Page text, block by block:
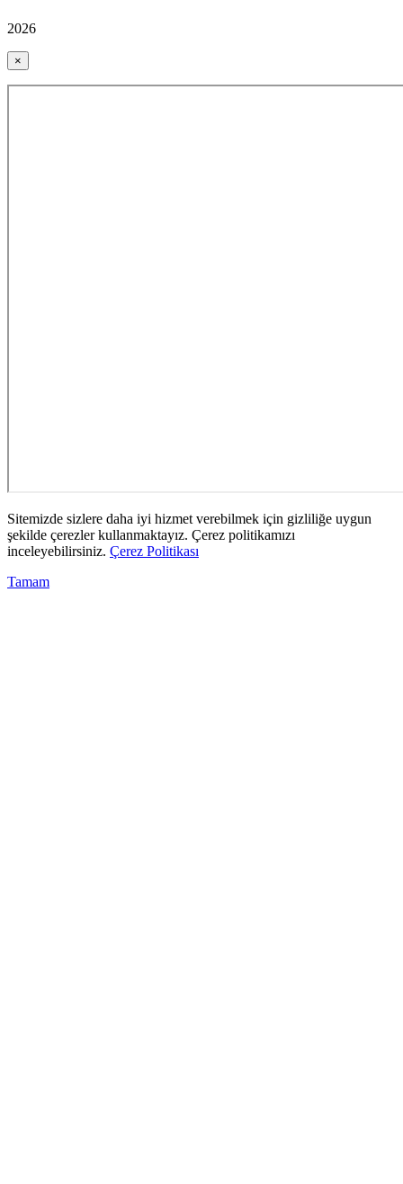
2026
×
Sitemizde sizlere daha iyi hizmet verebilmek için gizliliğe uygun
şekilde çerezler kullanmaktayız. Çerez politikamızı
inceleyebilirsiniz. Çerez Politikası
Tamam